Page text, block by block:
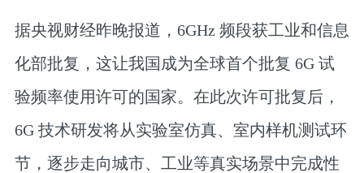
据央视财经昨晚报道，6GHz 频段获工业和信息
化部批复， 这让我国成为全球首个批复 6G 试
验频率使用许可的国家。在此次许可批复后，
6G 技术研发将从实验室仿真、室内样机测试环
节，逐步走向城市、工业等真实场景中完成性